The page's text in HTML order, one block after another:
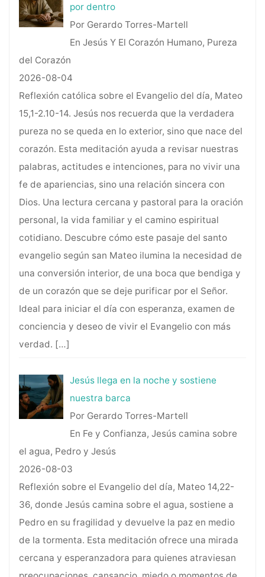
por dentro
Por Gerardo Torres-Martell
En Jesús Y El Corazón Humano, Pureza
del Corazón
2026-08-04
Reflexión católica sobre el Evangelio del día, Mateo
15,1-2.10-14. Jesús nos recuerda que la verdadera
pureza no se queda en lo exterior, sino que nace del
corazón. Esta meditación ayuda a revisar nuestras
palabras, actitudes e intenciones, para no vivir una
fe de apariencias, sino una relación sincera con
Dios. Una lectura cercana y pastoral para la oración
personal, la vida familiar y el camino espiritual
cotidiano. Descubre cómo este pasaje del santo
evangelio según san Mateo ilumina la necesidad de
una conversión interior, de una boca que bendiga y
de un corazón que se deje purificar por el Señor.
Ideal para iniciar el día con esperanza, examen de
conciencia y deseo de vivir el Evangelio con más
verdad. […]
Jesús llega en la noche y sostiene
nuestra barca
Por Gerardo Torres-Martell
En Fe y Confianza, Jesús camina sobre
el agua, Pedro y Jesús
2026-08-03
Reflexión sobre el Evangelio del día, Mateo 14,22-
36, donde Jesús camina sobre el agua, sostiene a
Pedro en su fragilidad y devuelve la paz en medio
de la tormenta. Esta meditación ofrece una mirada
cercana y esperanzadora para quienes atraviesan